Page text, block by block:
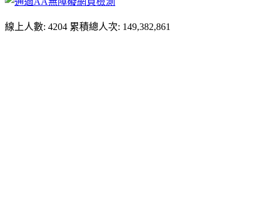
線上人數: 4204 累積總人次: 149,382,861